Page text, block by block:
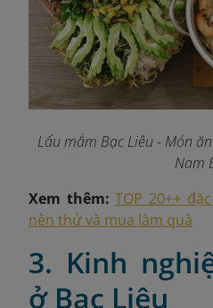
Lẩu mắm Bạc Liêu - Món
Nam
Xem thêm:TOP 20++
nên thử và mua làm quà
3. Kinh
ở Bạc Liêu